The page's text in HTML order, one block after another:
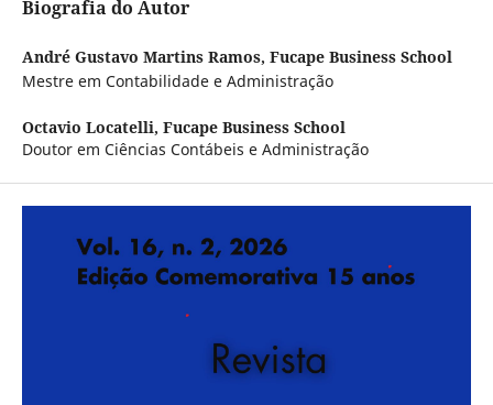
Biografia do Autor
André Gustavo Martins Ramos, Fucape Business School
Mestre em Contabilidade e Administração
Octavio Locatelli, Fucape Business School
Doutor em Ciências Contábeis e Administração